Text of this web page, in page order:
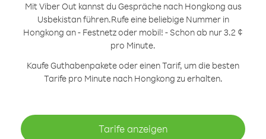
Mit Viber Out kannst du Gespräche nach Hongkong aus
Usbekistan führen.Rufe eine beliebige Nummer in
Hongkong an - Festnetz oder mobil! - Schon ab nur 3.2 ¢
pro Minute.
Kaufe Guthabenpakete oder einen Tarif, um die besten
Tarife pro Minute nach Hongkong zu erhalten.
Tarife anzeigen